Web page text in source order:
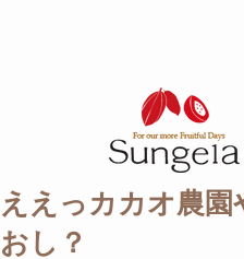
ええっカカオ農園
おし？